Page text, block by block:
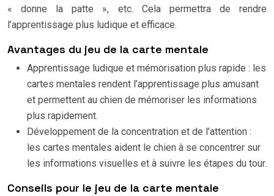
« donne la patte », etc. Cela permettra de rendre
l’apprentissage plus ludique et efficace.
Avantages du jeu de la carte mentale
Apprentissage ludique et mémorisation plus rapide : les
cartes mentales rendent l’apprentissage plus amusant
et permettent au chien de mémoriser les informations
plus rapidement.
Développement de la concentration et de l’attention :
les cartes mentales aident le chien à se concentrer sur
les informations visuelles et à suivre les étapes du tour.
Conseils pour le jeu de la carte mentale